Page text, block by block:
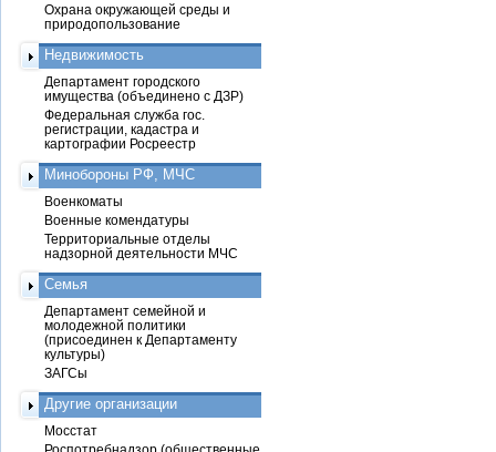
Охрана окружающей среды и
природопользование
Недвижимость
Департамент городского
имущества (объединено с ДЗР)
Федеральная служба гос.
регистрации, кадастра и
картографии Росреестр
Минобороны РФ, МЧС
Военкоматы
Военные комендатуры
Территориальные отделы
надзорной деятельности МЧС
Семья
Департамент семейной и
молодежной политики
(присоединен к Департаменту
культуры)
ЗАГСы
Другие организации
Мосстат